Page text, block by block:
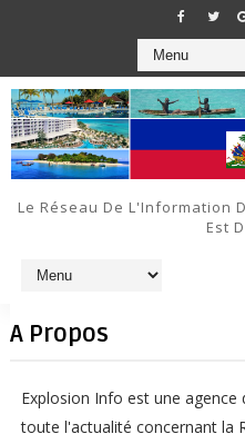
Le Réseau De L'Information
Est
A Propos
Explosion Info est une
toute l'actualité concernant la